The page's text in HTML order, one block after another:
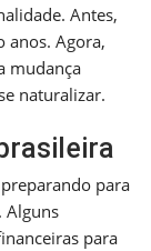
Antes,
anos. Agora,
mudança
naturalizar.
para
Alguns
para